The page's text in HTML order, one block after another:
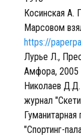
Косинская А.
Марсовом
https://
Лурье Л.,
Амфора, 2005
Николаев
журнал
"Спортинг-